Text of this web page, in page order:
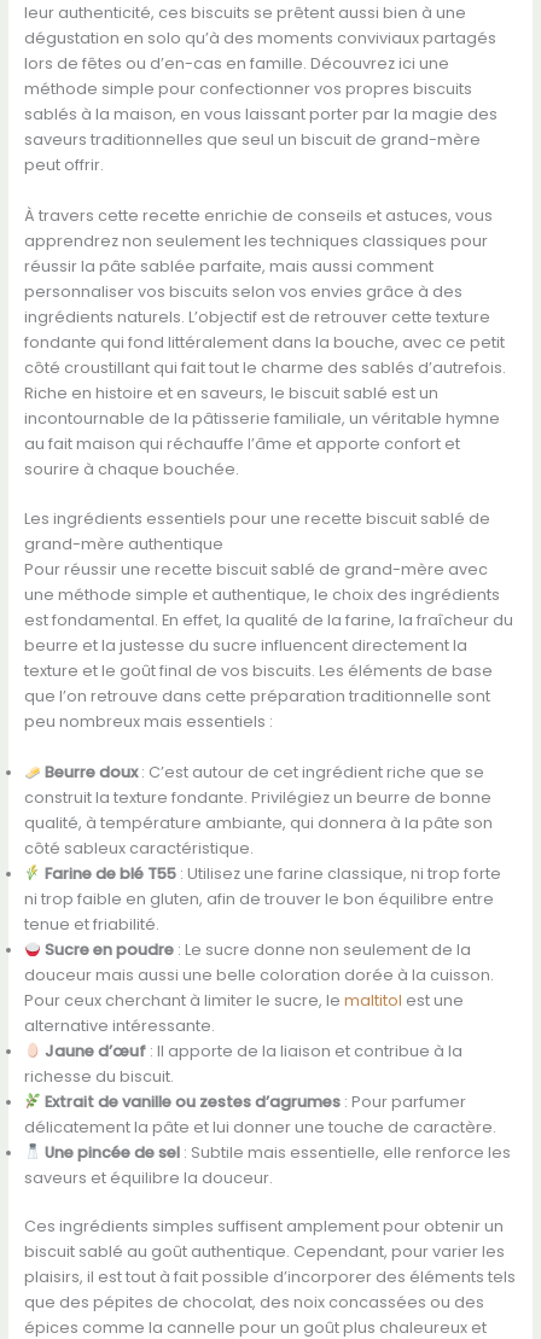
leur authenticité, ces biscuits se prêtent aussi bien à une
dégustation en solo qu’à des moments conviviaux partagés
lors de fêtes ou d’en-cas en famille. Découvrez ici une
méthode simple pour confectionner vos propres biscuits
sablés à la maison, en vous laissant porter par la magie des
saveurs traditionnelles que seul un biscuit de grand-mère
peut offrir.
À travers cette recette enrichie de conseils et astuces, vous
apprendrez non seulement les techniques classiques pour
réussir la pâte sablée parfaite, mais aussi comment
personnaliser vos biscuits selon vos envies grâce à des
ingrédients naturels. L’objectif est de retrouver cette texture
fondante qui fond littéralement dans la bouche, avec ce petit
côté croustillant qui fait tout le charme des sablés d’autrefois.
Riche en histoire et en saveurs, le biscuit sablé est un
incontournable de la pâtisserie familiale, un véritable hymne
au fait maison qui réchauffe l’âme et apporte confort et
sourire à chaque bouchée.
Les ingrédients essentiels pour une recette biscuit sablé de
grand-mère authentique
Pour réussir une recette biscuit sablé de grand-mère avec
une méthode simple et authentique, le choix des ingrédients
est fondamental. En effet, la qualité de la farine, la fraîcheur du
beurre et la justesse du sucre influencent directement la
texture et le goût final de vos biscuits. Les éléments de base
que l’on retrouve dans cette préparation traditionnelle sont
peu nombreux mais essentiels :
Beurre doux: C’est autour de cet ingrédient riche que se
construit la texture fondante. Privilégiez un beurre de bonne
qualité, à température ambiante, qui donnera à la pâte son
côté sableux caractéristique.
Farine de blé T55 : Utilisez une farine classique, ni trop forte
ni trop faible en gluten, afin de trouver le bon équilibre entre
tenue et friabilité.
Sucre en poudre : Le sucre donne non seulement de la
douceur mais aussi une belle coloration dorée à la cuisson.
Pour ceux cherchant à limiter le sucre, le maltitol est une
alternative intéressante.
Jaune d’œuf : Il apporte de la liaison et contribue à la
richesse du biscuit.
Extrait de vanille ou zestes d’agrumes : Pour parfumer
délicatement la pâte et lui donner une touche de caractère.
Une pincée de sel : Subtile mais essentielle, elle renforce les
saveurs et équilibre la douceur.
Ces ingrédients simples suffisent amplement pour obtenir un
biscuit sablé au goût authentique. Cependant, pour varier les
plaisirs, il est tout à fait possible d’incorporer des éléments tels
que des pépites de chocolat, des noix concassées ou des
épices comme la cannelle pour un goût plus chaleureux et